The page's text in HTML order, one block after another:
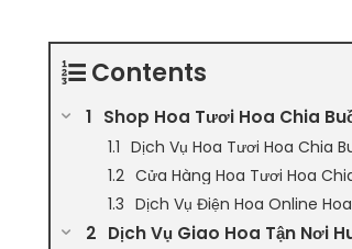
Contents
Shop Hoa Tươi Hoa Chia
Dịch Vụ Hoa Tươi Hoa Chia
Cửa Hàng Hoa Tươi Hoa
Dịch Vụ Điện Hoa Online
Dịch Vụ Giao Hoa Tận Nơi